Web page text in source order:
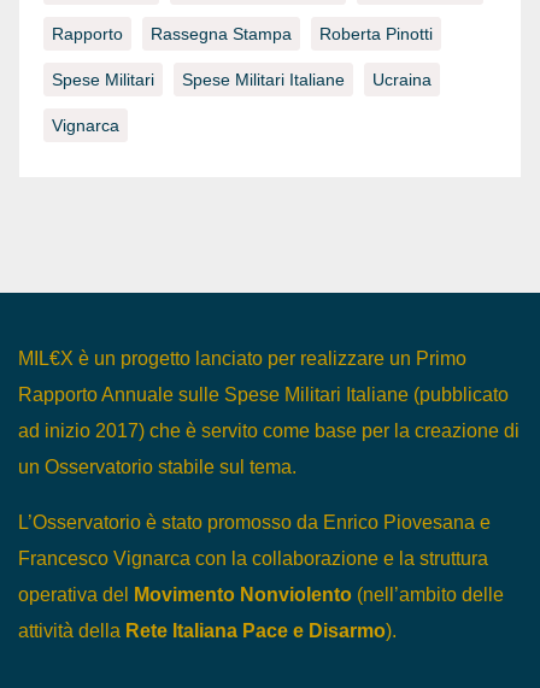
Rapporto Rassegna Stampa Roberta Pinotti
Spese Militari Spese Militari Italiane Ucraina
Vignarca
MIL€X è un progetto lanciato per realizzare un Primo
Rapporto Annuale sulle Spese Militari Italiane (pubblicato
ad inizio 2017) che è servito come base per la creazione di
un Osservatorio stabile sul tema.
L’Osservatorio è stato promosso da Enrico Piovesana e
Francesco Vignarca con la collaborazione e la struttura
operativa del
Movimento Nonviolento (nell’ambito delle
attività della Rete Italiana Pace e Disarmo).